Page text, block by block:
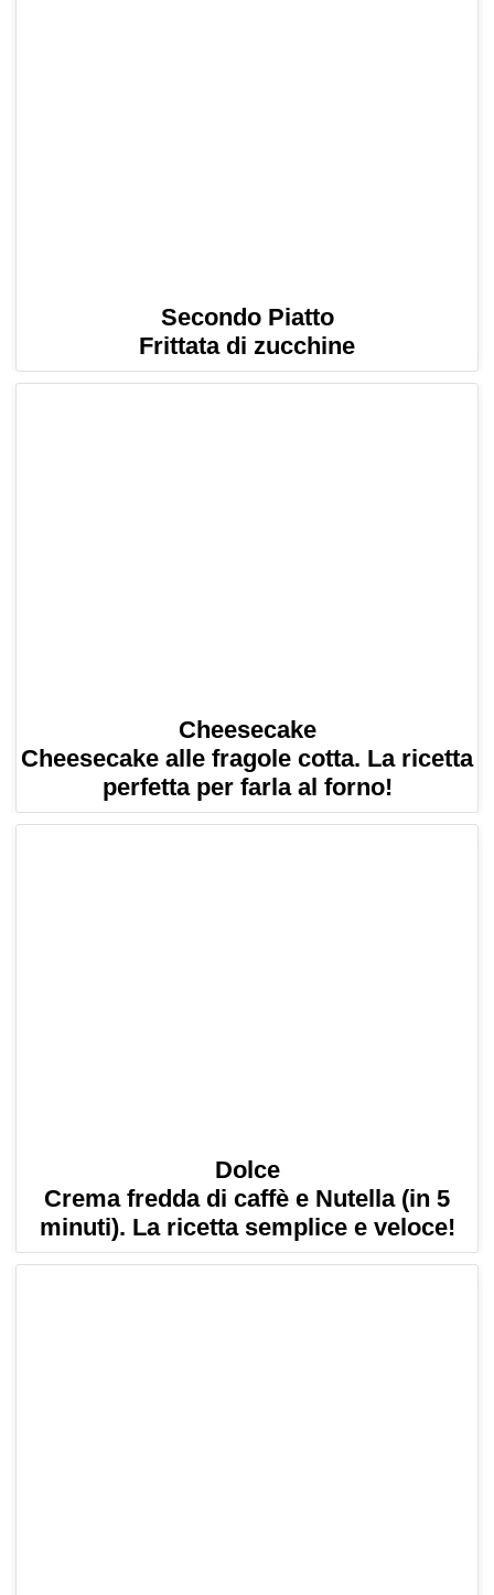
Secondo Piatto
Frittata di zucchine
Cheesecake
Cheesecake alle fragole cotta. La ricetta
perfetta per farla al forno!
Dolce
Crema fredda di caffè e Nutella (in 5
minuti). La ricetta semplice e veloce!